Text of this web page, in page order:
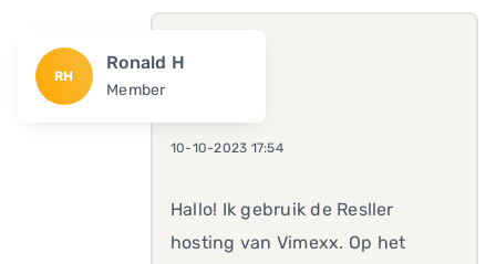
RH
Ronald H
Member
10-10-2023 17:54
Hallo! Ik gebruik de Resller
hosting van Vimexx. Op het